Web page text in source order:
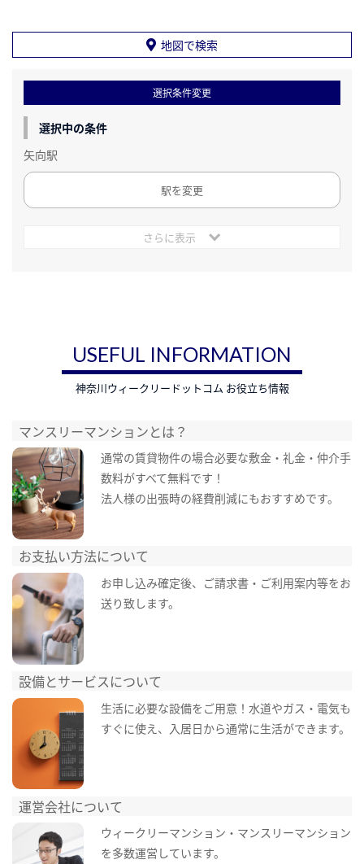
地図で検索
選択条件変更
選択中の条件
矢向駅
駅を変更
さらに表示
USEFUL INFORMATION
神奈川ウィークリードットコム お役立ち情報
マンスリーマンションとは？
通常の賃貸物件の場合必要な敷金・礼金・仲介手
数料がすべて無料です！
法人様の出張時の経費削減にもおすすめです。
お支払い方法について
お申し込み確定後、ご請求書・ご利用案内等をお
送り致します。
設備とサービスについて
生活に必要な設備をご用意！水道やガス・電気も
すぐに使え、入居日から通常に生活ができます。
運営会社について
ウィークリーマンション・マンスリーマンション
を多数運営しています。